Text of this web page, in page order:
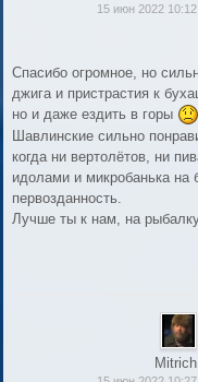
15 июн 2022 10:12
Спасибо огромное, но
джига и пристрастия к
но и даже ездить в горы
Шавлинские сильно
когда ни вертолётов, ни
идолами и микробанька на
первозданность.
Лучше ты к нам, на
Mitrich